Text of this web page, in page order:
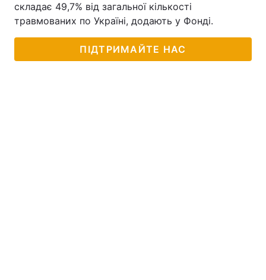
складає 49,7% від загальної кількості
травмованих по Україні, додають у Фонді.
ПІДТРИМАЙТЕ НАС